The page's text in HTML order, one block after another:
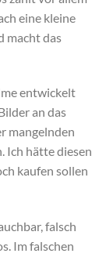
eine kleine
macht das
entwickelt
an das
mangelnden
Ich hätte diesen
kaufen sollen
falsch
Im falschen